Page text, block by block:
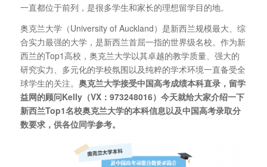
一直都位于前列，是很多学生和家长的理想留学目的地。
奥克兰大学（University of Auckland）是新西兰规模最大、综
合实力最强的大学，是新西兰首屈一指的世界级名校。作为新
西兰的Top1高校，奥克兰大学以其卓越的教学质量、强大的
研究实力、多元化的学校氛围以及纯粹的学术环境一直备受全
球学生的关注。 奥克兰大学接受中国高考成绩本科直录，留学
益网的顾问Kelly（VX：973248016）今天就给大家介绍一下
新西兰Top1名校奥克兰大学的本科信息以及中国高考录取分
数要求，供各位同学参考。